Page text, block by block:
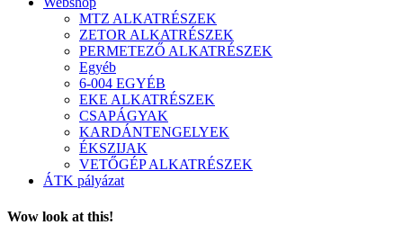
MTZ ALKATRÉSZEK
ZETOR ALKATRÉSZEK
PERMETEZŐ ALKATRÉSZEK
Egyéb
6-004 EGYÉB
EKE ALKATRÉSZEK
CSAPÁGYAK
KARDÁNTENGELYEK
ÉKSZIJAK
VETŐGÉP ALKATRÉSZEK
ÁTK pályázat
Wow look at this!